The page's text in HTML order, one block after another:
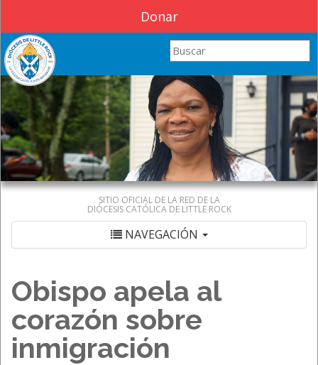
Donar
Search this site
SITIO OFICIAL DE LA RED DE LA
DIÓCESIS CATÓLICA DE LITTLE ROCK
NAVEGACIÓN
Obispo apela al
corazón sobre
inmigración